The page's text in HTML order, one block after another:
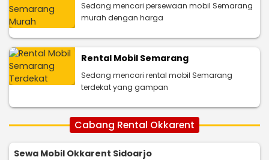
Sedang mencari persewaan mobil Semarang
murah dengan harga
Rental Mobil Semarang
Sedang mencari rental mobil Semarang
terdekat yang gampan
Cabang Rental Okkarent
Sewa Mobil Okkarent Sidoarjo